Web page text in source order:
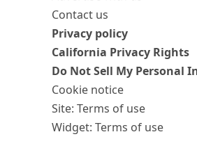
Contact us
Privacy policy
California Privacy Rights
Do Not Sell My Personal
Cookie notice
Site: Terms of use
Widget: Terms of use